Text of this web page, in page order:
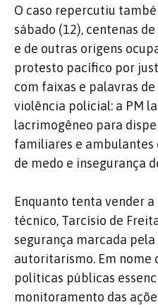
O caso repercutiu
sábado (12), centenas
e de outras origens
protesto pacífico por
com faixas e palavras
violência policial: a PM
lacrimogêneo para
familiares e
de medo e insegurança
Enquanto tenta vender
técnico, Tarcísio de
segurança marcada
autoritarismo. Em nome
políticas públicas
monitoramento das